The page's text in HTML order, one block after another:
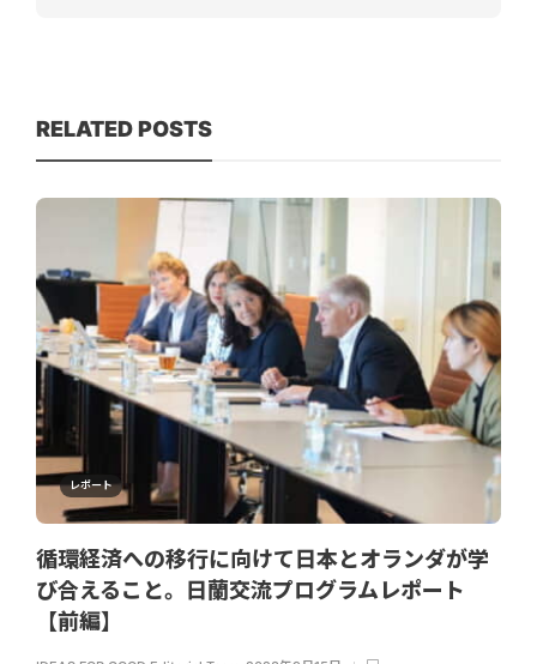
RELATED POSTS
レポート
循環経済への移行に向けて日本とオランダが学
び合えること。日蘭交流プログラムレポート
【前編】